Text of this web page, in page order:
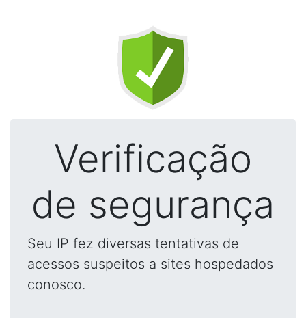
Verificação
de segurança
Seu IP fez diversas tentativas de
acessos suspeitos a sites hospedados
conosco.